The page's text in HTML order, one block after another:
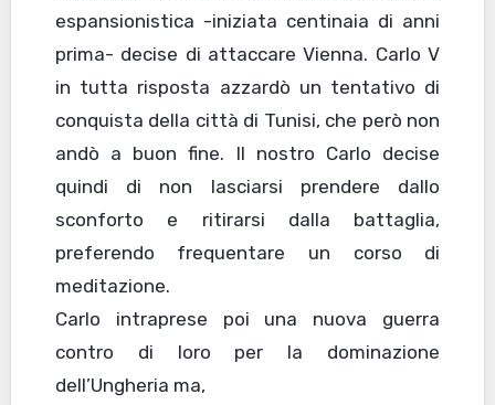
espansionistica -iniziata centinaia di anni
prima- decise di attaccare Vienna. Carlo V
in tutta risposta azzardò un tentativo di
conquista della città di Tunisi, che però non
andò a buon fine. Il nostro Carlo decise
quindi di non lasciarsi prendere dallo
sconforto e ritirarsi dalla battaglia,
preferendo frequentare un corso di
meditazione.
Carlo intraprese poi una nuova guerra
contro di loro per la dominazione
dell’Ungheria ma,